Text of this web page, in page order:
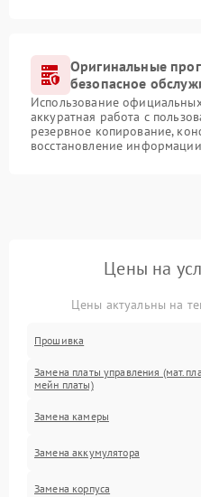
Оригинальные
безопасное
Использование
аккуратная работа с
резервное копирование,
восстановление
Цены на
Цены актуальны на
Прошивка
Замена платы управления
мейн платы)
Замена камеры
Замена аккумулятора
Замена корпуса